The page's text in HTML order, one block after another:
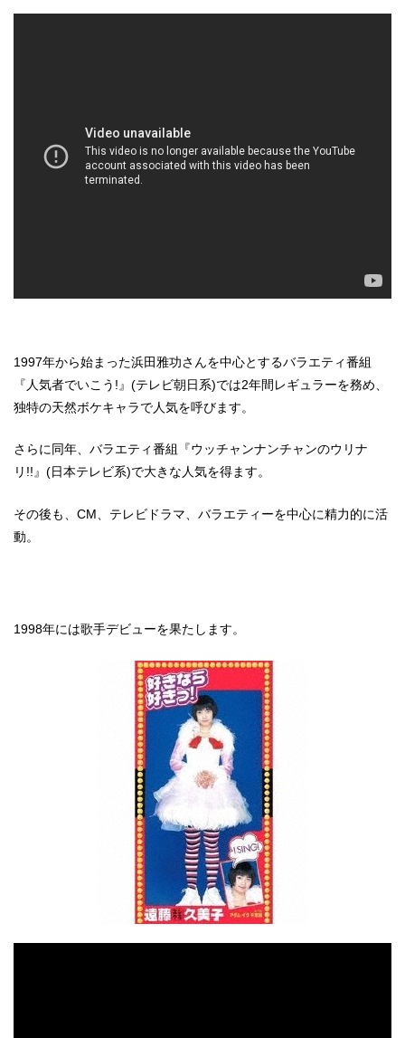
1997年から始まった浜田雅功さんを中心とするバラエティ番組
『人気者でいこう!』(テレビ朝日系)では2年間レギュラーを務め、
独特の天然ボケキャラで人気を呼びます。
さらに同年、バラエティ番組『ウッチャンナンチャンのウリナ
リ!!』(日本テレビ系)で大きな人気を得ます。
その後も、CM、テレビドラマ、バラエティーを中心に精力的に活
動。
1998年には歌手デビューを果たします。